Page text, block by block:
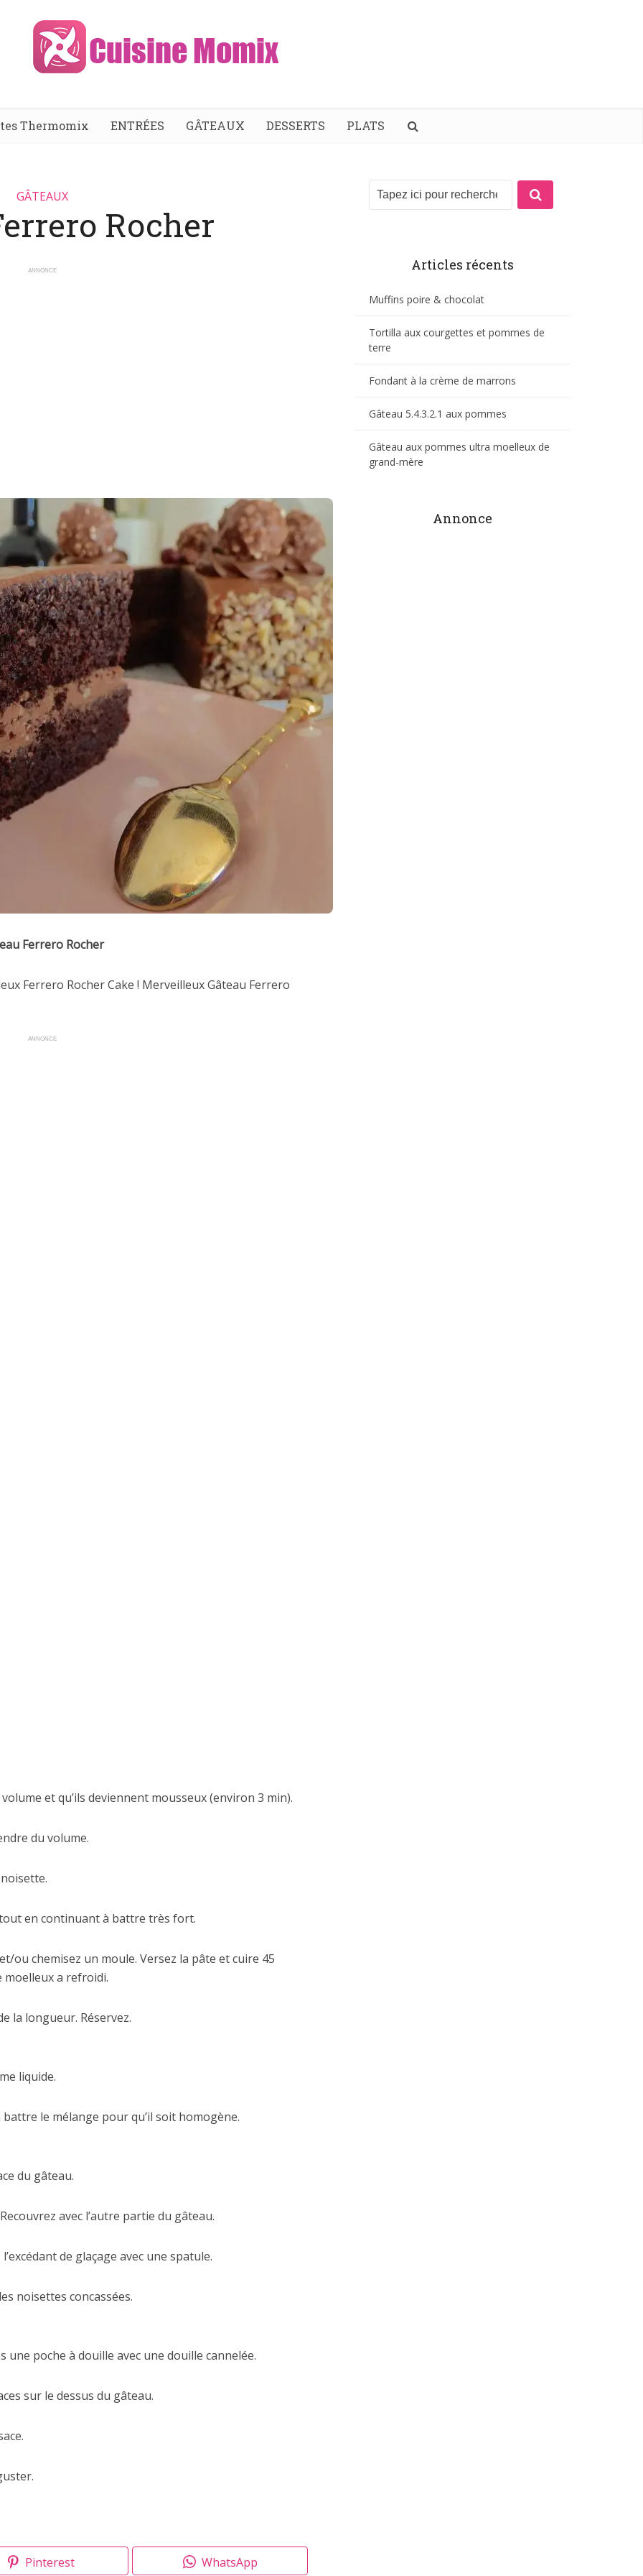
Thermomix ENTRÉES GÂTEAUX DESSERTS PLATS
GÂTEAUX
Rocher
ANNONCE
Ferrero Rocher
Ferrero Rocher Cake ! Merveilleux Gâteau Ferrero
ANNONCE
et qu’ils deviennent mousseux (environ 3 min).
du volume.
en continuant à battre très fort.
ou chemisez un moule. Versez la pâte et cuire 45
moelleux a refroidi.
la longueur. Réservez.
liquide.
le mélange pour qu’il soit homogène.
du gâteau.
avec l’autre partie du gâteau.
de glaçage avec une spatule.
noisettes concassées.
poche à douille avec une douille cannelée.
sur le dessus du gâteau.
Pinterest WhatsApp
Articles récents
Muffins poire & chocolat
Tortilla aux courgettes et pommes de
terre
Fondant à la crème de marrons
Gâteau 5.4.3.2.1 aux pommes
Gâteau aux pommes ultra moelleux de
grand-mère
Annonce